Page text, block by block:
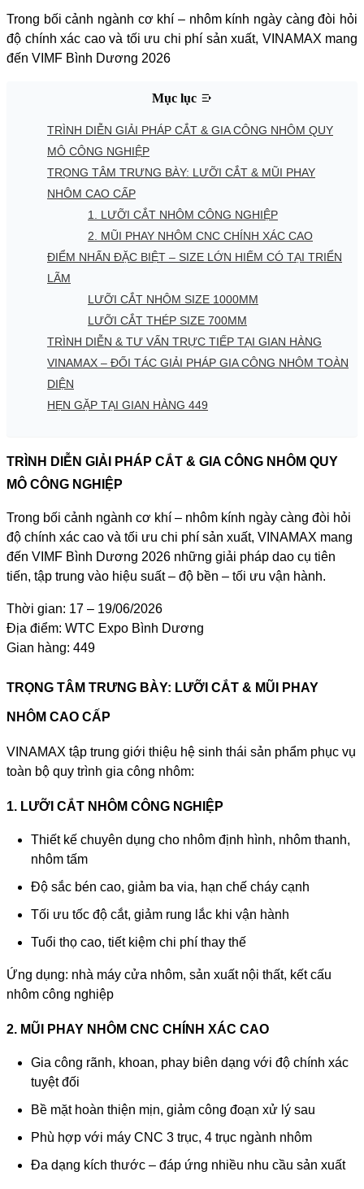
Trong bối cảnh ngành cơ khí – nhôm kính ngày càng đòi hỏi
độ chính xác cao và tối ưu chi phí sản xuất, VINAMAX mang
đến VIMF Bình Dương 2026
Mục lục
TRÌNH DIỄN GIẢI PHÁP CẮT & GIA CÔNG NHÔM QUY
MÔ CÔNG NGHIỆP
TRỌNG TÂM TRƯNG BÀY: LƯỠI CẮT & MŨI PHAY
NHÔM CAO CẤP
1. LƯỠI CẮT NHÔM CÔNG NGHIỆP
2. MŨI PHAY NHÔM CNC CHÍNH XÁC CAO
ĐIỂM NHẤN ĐẶC BIỆT – SIZE LỚN HIẾM CÓ TẠI TRIỂN
LÃM
LƯỠI CẮT NHÔM SIZE 1000MM
LƯỠI CẮT THÉP SIZE 700MM
TRÌNH DIỄN & TƯ VẤN TRỰC TIẾP TẠI GIAN HÀNG
VINAMAX – ĐỐI TÁC GIẢI PHÁP GIA CÔNG NHÔM TOÀN
DIỆN
HẸN GẶP TẠI GIAN HÀNG 449
TRÌNH DIỄN GIẢI PHÁP CẮT & GIA CÔNG NHÔM QUY
MÔ CÔNG NGHIỆP
Trong bối cảnh ngành cơ khí – nhôm kính ngày càng đòi hỏi
độ chính xác cao và tối ưu chi phí sản xuất, VINAMAX mang
đến VIMF Bình Dương 2026 những giải pháp dao cụ tiên
tiến, tập trung vào hiệu suất – độ bền – tối ưu vận hành.
Thời gian: 17 – 19/06/2026
Địa điểm: WTC Expo Bình Dương
Gian hàng: 449
TRỌNG TÂM TRƯNG BÀY: LƯỠI CẮT & MŨI PHAY
NHÔM CAO CẤP
VINAMAX tập trung giới thiệu hệ sinh thái sản phẩm phục vụ
toàn bộ quy trình gia công nhôm:
1. LƯỠI CẮT NHÔM CÔNG NGHIỆP
Thiết kế chuyên dụng cho nhôm định hình, nhôm thanh,
nhôm tấm
Độ sắc bén cao, giảm ba via, hạn chế cháy cạnh
Tối ưu tốc độ cắt, giảm rung lắc khi vận hành
Tuổi thọ cao, tiết kiệm chi phí thay thế
Ứng dụng: nhà máy cửa nhôm, sản xuất nội thất, kết cấu
nhôm công nghiệp
2. MŨI PHAY NHÔM CNC CHÍNH XÁC CAO
Gia công rãnh, khoan, phay biên dạng với độ chính xác
tuyệt đối
Bề mặt hoàn thiện mịn, giảm công đoạn xử lý sau
Phù hợp với máy CNC 3 trục, 4 trục ngành nhôm
Đa dạng kích thước – đáp ứng nhiều nhu cầu sản xuất